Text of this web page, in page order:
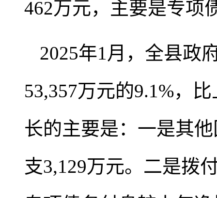
462万元，主要是专项
2025年1月，全县政
53,357万元的9.1%，
长的主要是：一是其
支3,129万元。二是拨